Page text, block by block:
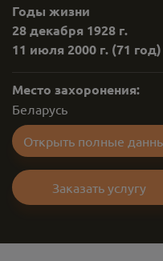
Годы жизни
28 декабря 1928 г.
11 июля 2000 г. (71 год)
Место захоронения:
Беларусь
Открыть полные
Заказать услугу